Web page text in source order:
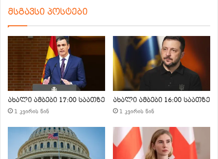
მსგავსი პოსტები
ახალი ამბები 17:00 საათზე
1 კვირის წინ
ახალი ამბები 16:00 საათზე
1 კვირის წინ